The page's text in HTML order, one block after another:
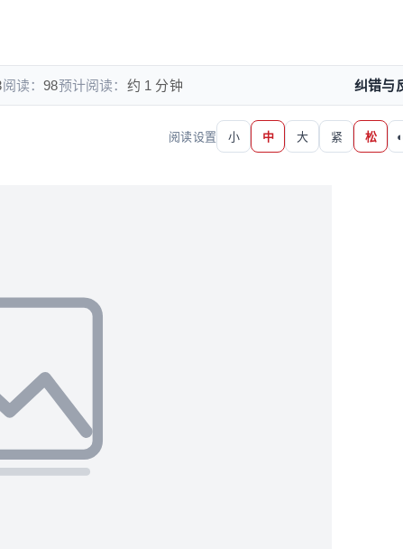
阅读：98预计阅读： 约 1 分钟 纠错与
阅读设置 小 中 大 紧 松 ◐